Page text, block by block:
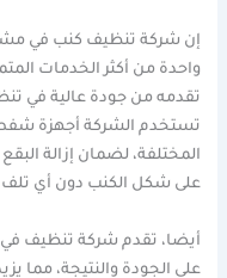
إن شركة تنظيف كنب في
واحدة من أكثر الخدمات
تقدمه من جودة عالية في
تستخدم الشركة أجهزة
المختلفة، لضمان إزالة
على شكل الكنب دون أي تلف
أيضا، تقدم شركة تنظيف
على الجودة والنتيجة، مما